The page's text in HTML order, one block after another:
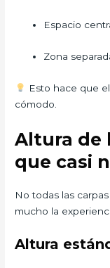
Espacio
Zona
Esto hace que
cómodo.
Altura de
que casi
No todas las
mucho la
Altura